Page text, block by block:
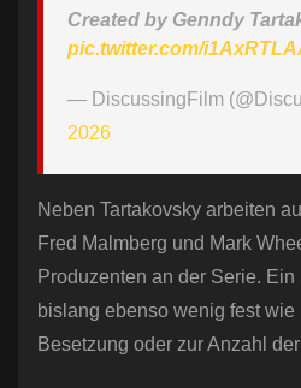
Created by Genndy
pic.twitter.com/
— DiscussingFilm
2026
Neben Tartakovsky arbeiten
Fred Malmberg und Mark
Produzenten an der Serie. Ein
bislang ebenso wenig fest wie
Besetzung oder zur Anzahl